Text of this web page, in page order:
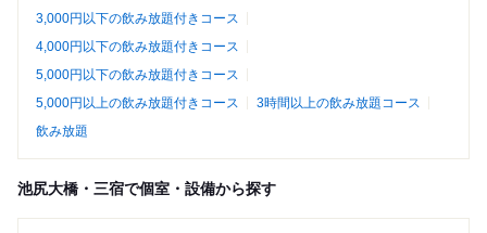
3,000円以下の飲み放題付きコース
4,000円以下の飲み放題付きコース
5,000円以下の飲み放題付きコース
5,000円以上の飲み放題付きコース
3時間以上の飲み放題コース
飲み放題
池尻大橋・三宿で個室・設備から探す